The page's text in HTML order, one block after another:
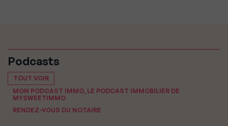
Podcasts
TOUT VOIR
MON PODCAST IMMO, LE PODCAST IMMOBILIER DE
MYSWEETIMMO
RENDEZ-VOUS DU NOTAIRE